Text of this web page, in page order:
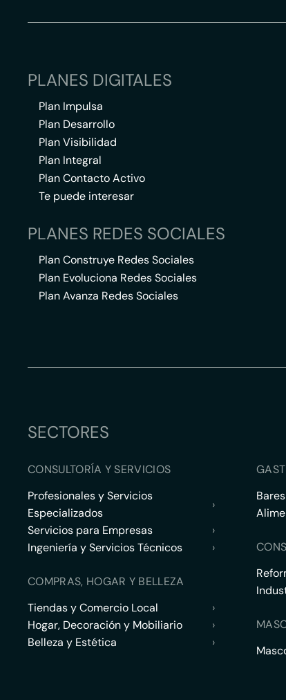
PLANES DIGITALES
Plan Impulsa
Plan Desarrollo
Plan Visibilidad
Plan Integral
Plan Contacto Activo
Te puede interesar
PLANES REDES SOCIALES
Plan Construye Redes Sociales
Plan Evoluciona Redes Sociales
Plan Avanza Redes Sociales
SECTORES
CONSULTORÍA Y SERVICIOS
Profesionales y Servicios
Especializados
›
Servicios para Empresas
›
Ingeniería y Servicios Técnicos
›
COMPRAS, HOGAR Y BELLEZA
Tiendas y Comercio Local
›
Hogar, Decoración y Mobiliario
›
Belleza y Estética
›